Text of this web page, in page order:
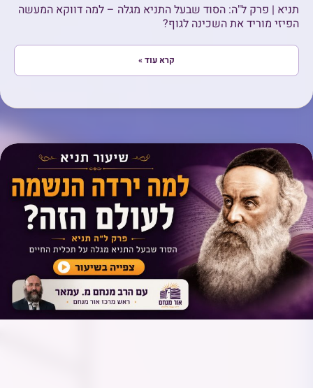
תניא | פרק ל"ה: הסוד שבעל התניא מגלה – למה דווקא המעשה
הפיזי מוריד את השכינה לגוף?
קרא עוד »